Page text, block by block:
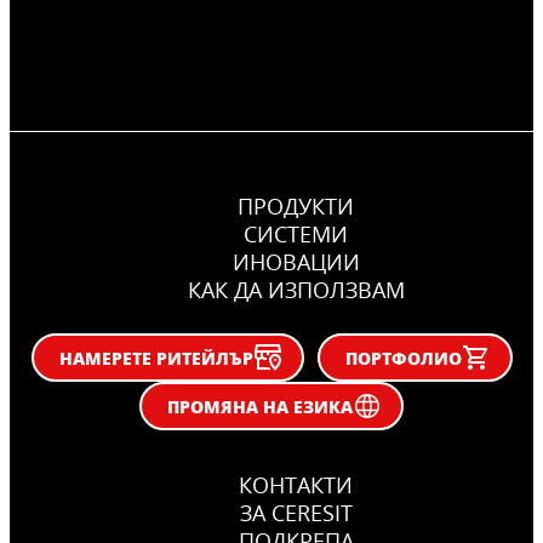
ПРОДУКТИ
СИСТЕМИ
ИНОВАЦИИ
КАК ДА ИЗПОЛЗВАМ
НАМЕРЕТЕ РИТЕЙЛЪР
ПОРТФОЛИО
ПРОМЯНА НА ЕЗИКА
КОНТАКТИ
ЗА CERESIT